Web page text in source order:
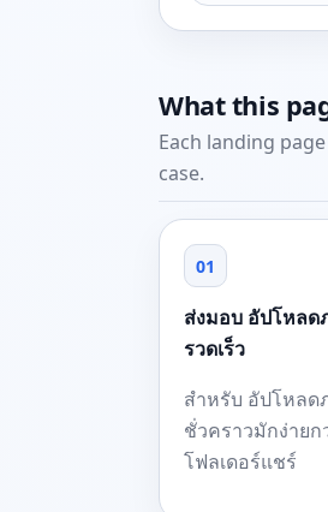
What this
Each landing
case.
01
ส่งมอบ อัปโหล
รวดเร็ว
สำหรับ อัปโหลด
ชั่วคราวมักง่าย
โฟลเดอร์แชร์